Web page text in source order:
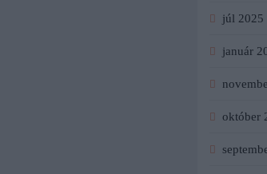
júl 2025
január
október